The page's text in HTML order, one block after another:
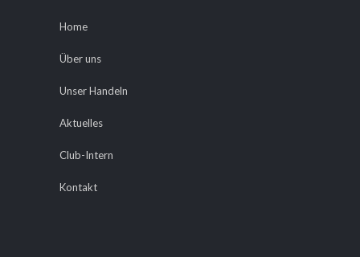
Home
Über uns
Unser Handeln
Aktuelles
Club-Intern
Kontakt